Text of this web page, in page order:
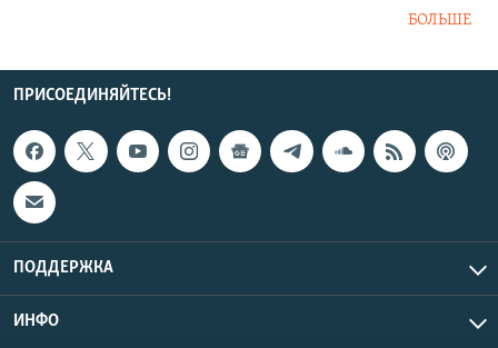
БОЛЬШЕ
ПРИСОЕДИНЯЙТЕСЬ!
ПОДДЕРЖКА
ИНФО